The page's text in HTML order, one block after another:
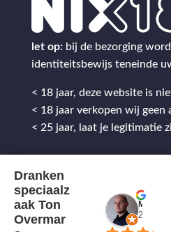
let op: bij de bezorging
identiteitsbewijs teneinde
< 18 jaar, deze website is
< 18 jaar verkopen wij geen
< 25 jaar, laat je legitimatie
Dranken
speciaalz
aak Ton
Overmar
2 jaar